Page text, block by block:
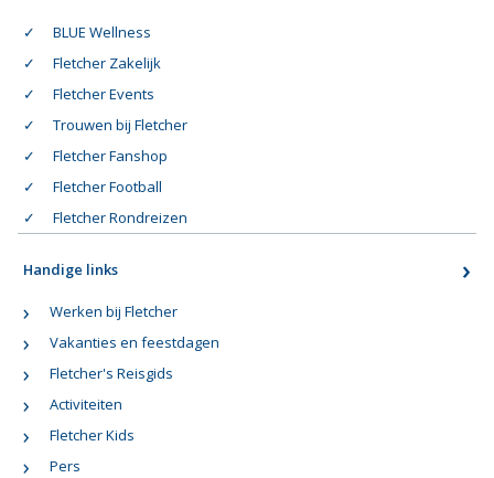
BLUE Wellness
Fletcher Zakelijk
Fletcher Events
Trouwen bij Fletcher
Fletcher Fanshop
Fletcher Football
Fletcher Rondreizen
Handige links
Werken bij Fletcher
Vakanties en feestdagen
Fletcher's Reisgids
Activiteiten
Fletcher Kids
Pers